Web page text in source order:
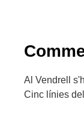
Al Vendrell
Cinc línies